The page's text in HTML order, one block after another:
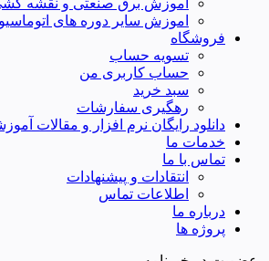
اموزش سایر دوره های
فروشگاه
تسویه حساب
حساب کاربری من
سبد خرید
رهگیری سفارشات
دانلود رایگان نرم افزار و مقالات
خدمات ما
تماس با ما
انتقادات و پیشنهادات
اطلاعات تماس
درباره ما
پروژه ها